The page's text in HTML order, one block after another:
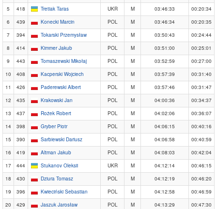
5
418 Tretiak Taras UKR M 03:46:33
00:20:34
6
439 Konecki Marcin POL M 03:46:34
00:20:35
7
394 Tokarski Przemysław POL M 03:50:43
00:24:44
8
414 Kimmer Jakub POL M 03:51:00
00:25:01
9
443 Tomaszewski Mikołaj POL M 03:52:59
00:27:00
10
408 Kacperski Wojciech POL M 03:57:39
00:31:40
11
426 Paderewski Albert POL M 03:57:46
00:31:47
12
435 Krakowski Jan POL M 04:00:36
00:34:37
13
437 Rożek Robert POL M 04:02:06
00:36:07
14
398 Gryber Piotr POL M 04:06:15
00:40:16
15
390 Sarbiewski Dariusz POL M 04:06:58
00:40:59
16
419 Altman Jakub POL M 04:08:03
00:42:04
17
444 Stukanov Oleksii UKR M 04:12:14
00:46:15
18
430 Dziura Tomasz POL M 04:12:19
00:46:20
19
396 Kwieciński Sebastian POL M 04:12:58
00:46:59
20
429 Jaszuk Jarosław POL M 04:13:29
00:47:30